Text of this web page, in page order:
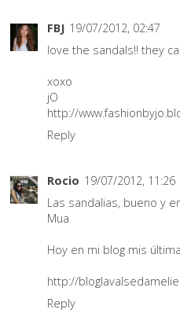
FBJ 19/07/2012, 02:47
love the sandals!! they
xoxo
jO
http://
Reply
Rocio 19/07/2012, 11:26
Las sandalias, bueno y
Mua
Hoy en mi blog mis
http://
Reply